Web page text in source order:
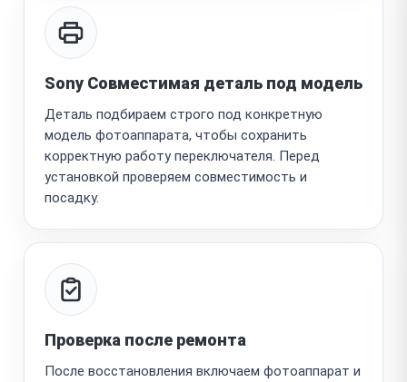
Sony Совместимая деталь под модель
Деталь подбираем строго под конкретную
модель фотоаппарата, чтобы сохранить
корректную работу переключателя. Перед
установкой проверяем совместимость и
посадку.
Проверка после ремонта
После восстановления включаем фотоаппарат и